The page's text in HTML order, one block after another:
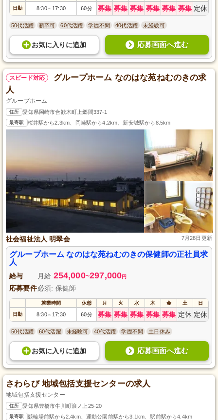
日勤 8:30～ 17:30 60分 募集 募集 募集 募集 募集 募集 定休
50代活躍 新卒可 60代活躍 学歴不問 40代活躍 未経験可
お気に入り に追加 応募画面へ進む
スピード対応
グループホーム なのはな苑ねむのきの求
人
グループホーム
住所 愛知県岡崎市合歓木町上郷間337-1
最寄駅 桜井駅から2.3km、岡崎駅から4.2km、新安城駅から8.5km
社会福祉法人 明翠会 7月28日更新
グループホーム なのはな苑ねむのきの保健師の正社員求
人
給与 月給 254,000~297,000円
応募要件必須: 保健師
就業時間 休憩 月 火 水 木 金 土 日
日勤 8:30～ 17:30 60分 募集 募集 募集 募集 募集 定休 定休
50代活躍 60代活躍 未経験可 40代活躍 学歴不問 土日休み
お気に入り に追加 応募画面へ進む
さわらび 地域包括支援センターの求人
地域包括支援センター
住所 愛知県豊橋市牛川町浪ノ上25-20
最寄駅 競輪場前駅から2.4km、運動公園前駅から3.1km、駅前駅から4.4km